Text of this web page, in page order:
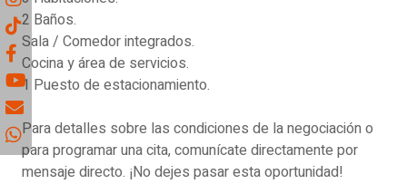
2 Baños.
Sala / Comedor integrados.
Cocina y área de servicios.
1 Puesto de estacionamiento.
Para detalles sobre las condiciones de la negociación o
para programar una cita, comunícate directamente por
mensaje directo. ¡No dejes pasar esta oportunidad!